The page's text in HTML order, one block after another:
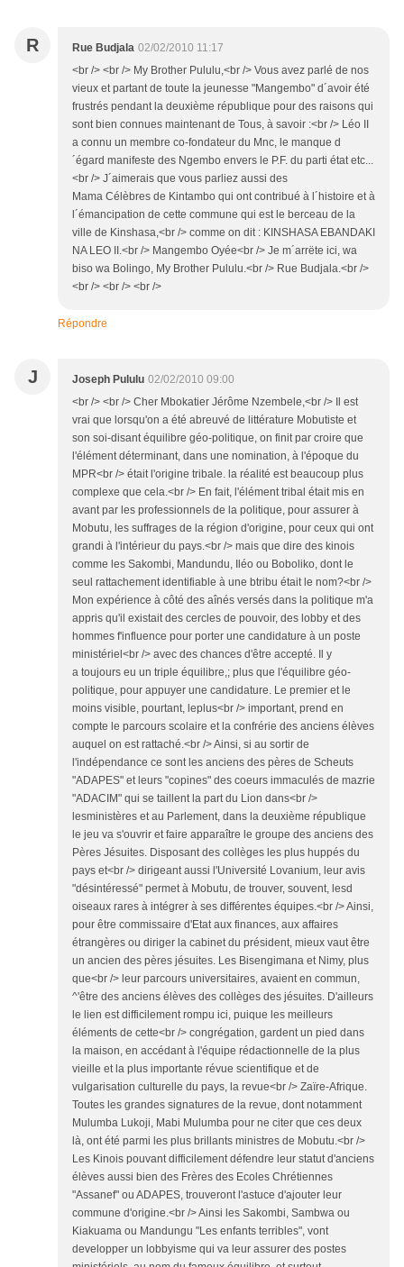
R Rue Budjala 02/02/2010 11:17
<br /> <br /> My Brother Pululu,<br /> Vous avez parlé de nos
vieux et partant de toute la jeunesse "Mangembo" d´avoir été
frustrés pendant la deuxième république pour des raisons qui
sont bien connues maintenant de Tous, à savoir :<br /> Léo II
a connu un membre co-fondateur du Mnc, le manque d
´égard manifeste des Ngembo envers le P.F. du parti état etc...
<br /> J´aimerais que vous parliez aussi des
Mama Célèbres de Kintambo qui ont contribué à l´histoire et à
l´émancipation de cette commune qui est le berceau de la
ville de Kinshasa,<br /> comme on dit : KINSHASA EBANDAKI
NA LEO II.<br /> Mangembo Oyée<br /> Je m´arrëte ici, wa
biso wa Bolingo, My Brother Pululu.<br /> Rue Budjala.<br />
<br /> <br /> <br />
Répondre
J Joseph Pululu 02/02/2010 09:00
<br /> <br /> Cher Mbokatier Jérôme Nzembele,<br /> Il est
vrai que lorsqu'on a été abreuvé de littérature Mobutiste et
son soi-disant équilibre géo-politique, on finit par croire que
l'élément déterminant, dans une nomination, à l'époque du
MPR<br /> était l'origine tribale. la réalité est beaucoup plus
complexe que cela.<br /> En fait, l'élément tribal était mis en
avant par les professionnels de la politique, pour assurer à
Mobutu, les suffrages de la région d'origine, pour ceux qui ont
grandi à l'intérieur du pays.<br /> mais que dire des kinois
comme les Sakombi, Mandundu, Iléo ou Boboliko, dont le
seul rattachement identifiable à une btribu était le nom?<br />
Mon expérience à côté des aînés versés dans la politique m'a
appris qu'il existait des cercles de pouvoir, des lobby et des
hommes f'influence pour porter une candidature à un poste
ministériel<br /> avec des chances d'être accepté. Il y
a toujours eu un triple équilibre,; plus que l'équilibre géo-
politique, pour appuyer une candidature. Le premier et le
moins visible, pourtant, leplus<br /> important, prend en
compte le parcours scolaire et la confrérie des anciens élèves
auquel on est rattaché.<br /> Ainsi, si au sortir de
l'indépendance ce sont les anciens des pères de Scheuts
"ADAPES" et leurs "copines" des coeurs immaculés de mazrie
"ADACIM" qui se taillent la part du Lion dans<br />
lesministères et au Parlement, dans la deuxième république
le jeu va s'ouvrir et faire apparaître le groupe des anciens des
Pères Jésuites. Disposant des collèges les plus huppés du
pays et<br /> dirigeant aussi l'Université Lovanium, leur avis
"désintéressé" permet à Mobutu, de trouver, souvent, lesd
oiseaux rares à intégrer à ses différentes équipes.<br /> Ainsi,
pour être commissaire d'Etat aux finances, aux affaires
étrangères ou diriger la cabinet du président, mieux vaut être
un ancien des pères jésuites. Les Bisengimana et Nimy, plus
que<br /> leur parcours universitaires, avaient en commun,
^'être des anciens élèves des collèges des jésuites. D'ailleurs
le lien est difficilement rompu ici, puique les meilleurs
éléments de cette<br /> congrégation, gardent un pied dans
la maison, en accédant à l'équipe rédactionnelle de la plus
vieille et la plus importante révue scientifique et de
vulgarisation culturelle du pays, la revue<br /> Zaïre-Afrique.
Toutes les grandes signatures de la revue, dont notamment
Mulumba Lukoji, Mabi Mulumba pour ne citer que ces deux
là, ont été parmi les plus brillants ministres de Mobutu.<br />
Les Kinois pouvant difficilement défendre leur statut d'anciens
élèves aussi bien des Frères des Ecoles Chrétiennes
"Assanef" ou ADAPES, trouveront l'astuce d'ajouter leur
commune d'origine.<br /> Ainsi les Sakombi, Sambwa ou
Kiakuama ou Mandungu "Les enfants terribles", vont
developper un lobbyisme qui va leur assurer des postes